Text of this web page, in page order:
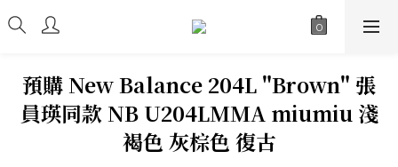
預購 New Balance 204L "Brown" 張
員瑛同款 NB U204LMMA miumiu 淺
褐色 灰棕色 復古